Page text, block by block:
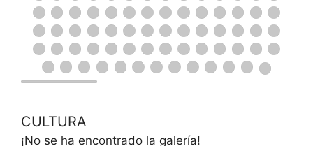
CULTURA
¡No se ha encontrado la galería!